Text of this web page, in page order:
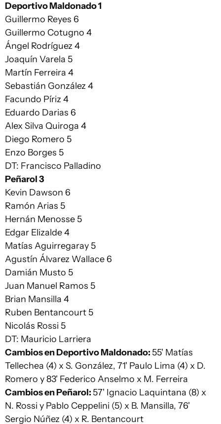
Deportivo Maldonado 1
Guillermo Reyes 6
Guillermo Cotugno 4
Ángel Rodríguez 4
Joaquín Varela 5
Martín Ferreira 4
Sebastián González 4
Facundo Píriz 4
Eduardo Darias 6
Alex Silva Quiroga 4
Diego Romero 5
Enzo Borges 5
DT: Francisco Palladino
Peñarol 3
Kevin Dawson 6
Ramón Arias 5
Hernán Menosse 5
Edgar Elizalde 4
Matías Aguirregaray 5
Agustín Álvarez Wallace 6
Damián Musto 5
Juan Manuel Ramos 5
Brian Mansilla 4
Ruben Bentancourt 5
Nicolás Rossi 5
DT: Mauricio Larriera
Cambios en Deportivo Maldonado: 55' Matías
Tellechea (4) x S. González, 71' Paulo Lima (4) x D.
Romero y 83' Federico Anselmo x M. Ferreira
Cambios en Peñarol: 57' Ignacio Laquintana (8) x
N. Rossi y Pablo Ceppelini (5) x B. Mansilla, 76'
Sergio Núñez (4) x R. Bentancourt